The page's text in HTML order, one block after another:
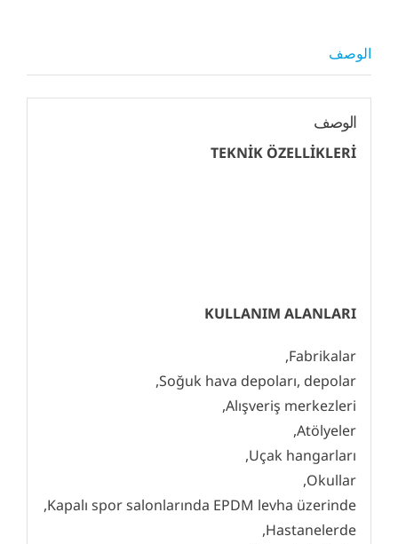
الوصف
الوصف
TEKNİK ÖZELLİKLERİ
KULLANIM ALANLARI
Fabrikalar,
Soğuk hava depoları, depolar,
Alışveriş merkezleri,
Atölyeler,
Uçak hangarları,
Okullar,
Kapalı spor salonlarında EPDM levha üzerinde,
Hastanelerde,